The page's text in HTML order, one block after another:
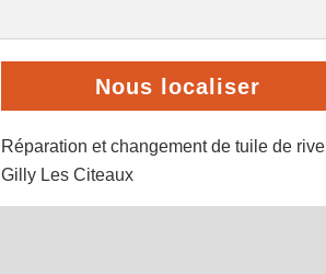
Nous localiser
Réparation et changement de tuile de rive
Gilly Les Citeaux